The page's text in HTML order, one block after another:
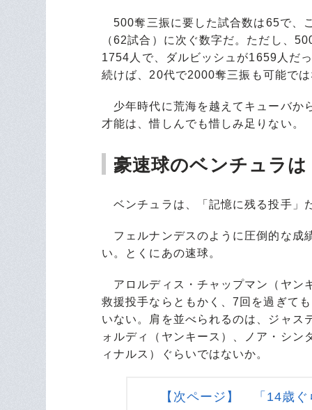
500奪三振に要した試合数は65で、
（62試合）に次ぐ数字だ。ただし、
1754人で、ダルビッシュが1659人だ
続けば、20代で2000奪三振も可能で
少年時代に荒海を越えてキューバか
才能は、惜しんでも惜しみ足りない。
豪速球のベンチュラ
ベンチュラは、「記憶に残る投手」
フェルナンデスのように圧倒的な成
い。とくにあの速球。
アロルディス・チャップマン（ヤン
救援投手ならともかく、7回を過ぎて
いない。肩を並べられるのは、ジャス
ォルディ（ヤンキース）、ノア・シ
ィナルス）ぐらいではないか。
【次ページ】 「14歳